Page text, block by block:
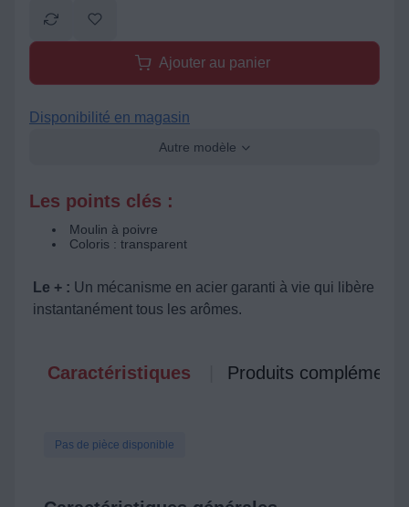
Ajouter au panier
Disponibilité en magasin
Autre modèle
Les points clés :
Moulin à poivre
Coloris : transparent
Le + : Un mécanisme en acier garanti à vie qui libère
instantanément tous les arômes.
Caractéristiques Produits
Pas de pièce disponible